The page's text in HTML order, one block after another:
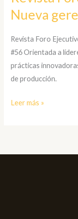
Nueva
Revista Foro
#56 Orientada a
prácticas
de producción.
#56:
gerencia
por
sectores
Leer más »